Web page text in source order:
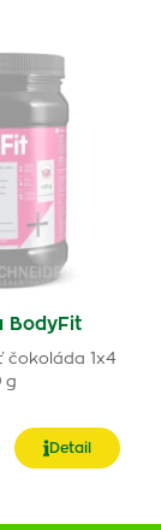
BodyFit
čokoláda 1x4
g
Detail